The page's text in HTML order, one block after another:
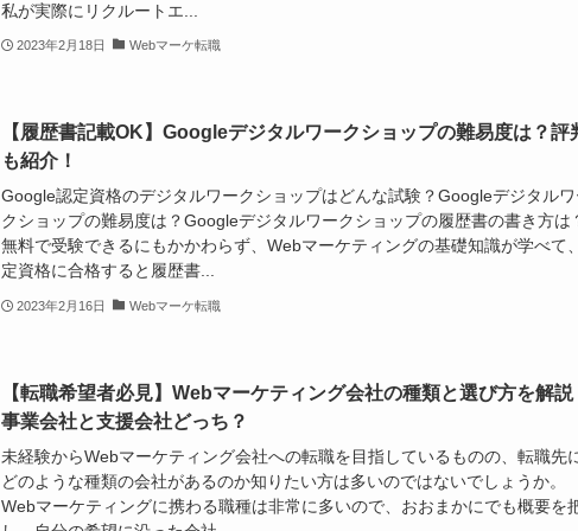
私が実際にリクルートエ...
2023年2月18日 Webマーケ転職
【履歴書記載OK】Googleデジタルワークショップの難易度は？評
も紹介！
Google認定資格のデジタルワークショップはどんな試験？Googleデジタルワ
クショップの難易度は？Googleデジタルワークショップの履歴書の書き方は
無料で受験できるにもかかわらず、Webマーケティングの基礎知識が学べて
定資格に合格すると履歴書...
2023年2月16日 Webマーケ転職
【転職希望者必見】Webマーケティング会社の種類と選び方を解説
事業会社と支援会社どっち？
未経験からWebマーケティング会社への転職を目指しているものの、転職先
どのような種類の会社があるのか知りたい方は多いのではないでしょうか。
Webマーケティングに携わる職種は非常に多いので、おおまかにでも概要を